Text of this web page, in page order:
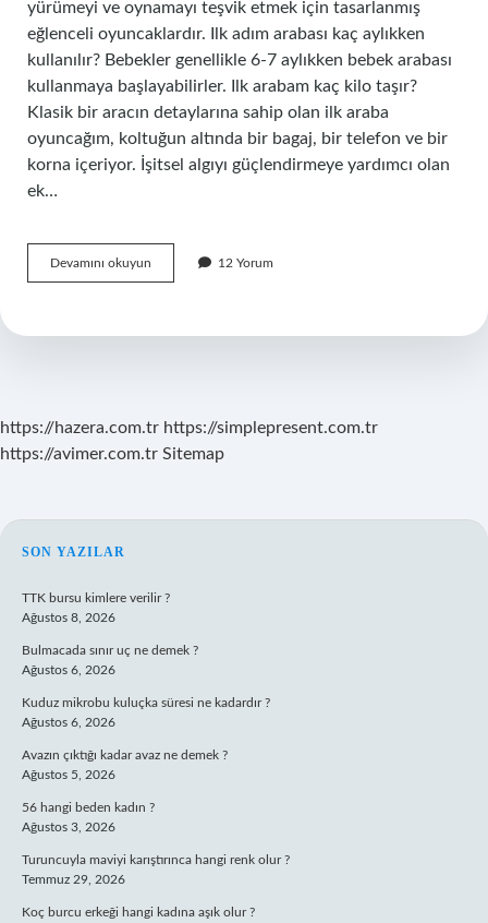
yürümeyi ve oynamayı teşvik etmek için tasarlanmış
eğlenceli oyuncaklardır. Ilk adım arabası kaç aylıkken
kullanılır? Bebekler genellikle 6-7 aylıkken bebek arabası
kullanmaya başlayabilirler. Ilk arabam kaç kilo taşır?
Klasik bir aracın detaylarına sahip olan ilk araba
oyuncağım, koltuğun altında bir bagaj, bir telefon ve bir
korna içeriyor. İşitsel algıyı güçlendirmeye yardımcı olan
ek…
Devamını okuyun
Arabam
Kadar
12 Yorum
https://hazera.com.tr https://simplepresent.com.tr
https://avimer.com.tr Sitemap
SIDEBAR
SON YAZILAR
TTK bursu kimlere verilir ?
Ağustos 8, 2026
Bulmacada sınır uç ne demek ?
Ağustos 6, 2026
Kuduz mikrobu kuluçka süresi ne kadardır ?
Ağustos 6, 2026
Avazın çıktığı kadar avaz ne demek ?
Ağustos 5, 2026
56 hangi beden kadın ?
Ağustos 3, 2026
Turuncuyla maviyi karıştırınca hangi renk olur ?
Temmuz 29, 2026
Koç burcu erkeği hangi kadına aşık olur ?